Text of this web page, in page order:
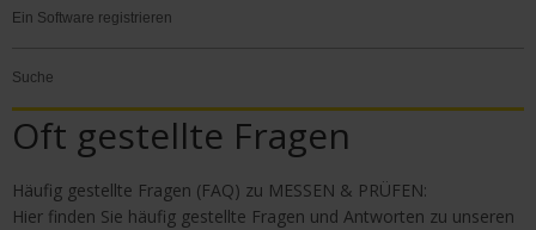
Ein Software registrieren
Suche
Oft gestellte Fragen
Häufig gestellte Fragen (FAQ) zu MESSEN & PRÜFEN:
Hier finden Sie häufig gestellte Fragen und Antworten zu unseren